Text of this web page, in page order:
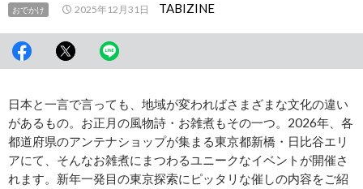
おでかけ 2025年12月31日 TABIZINE
日本と一言で言っても、地域が変わればさまざまな文化の違い
があるもの。お正月の風物詩・お雑煮もその一つ。2026年、各
都道府県のアンテナショップが集まる東京都新橋・日比谷エリ
アにて、そんなお雑煮にまつわるユニークなイベントが開催さ
れます。新年一発目の東京探索にピッタリな催しの内容をご紹